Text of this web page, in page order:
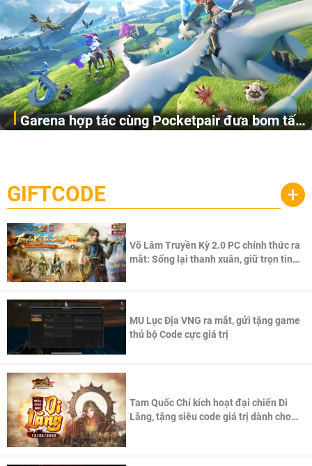
Garena hợp tác cùng Pocketpair đưa bom tấn
cầu, theo giấy phép chính thức từ công ty game Nhật Bản
Pocketpair, Inc.
GIFTCODE +
Võ Lâm Truyền Kỳ 2.0 PC chính thức ra
mắt: Sống lại thanh xuân, giữ trọn tinh
MU Lục Địa VNG ra mắt, gửi tặng game
thủ bộ Code cực giá trị
Tam Quốc Chí kích hoạt đại chiến Di
Lăng, tặng siêu code giá trị dành cho